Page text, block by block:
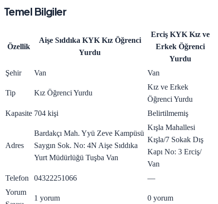
Temel Bilgiler
Özellik
Aişe Sıddıka KYK Kız Öğrenci
Yurdu
Erciş KYK Kız ve
Erkek Öğrenci
Yurdu
Şehir
Van Van
Tip Kız Öğrenci Yurdu
Kız ve Erkek
Öğrenci Yurdu
Kapasite 704 kişi Belirtilmemiş
Adres
Bardakçı Mah. Yyü Zeve Kampüsü
Saygın Sok. No: 4N Aişe Sıddıka
Yurt Müdürlüğü Tuşba Van
Kışla Mahallesi
Kışla/7 Sokak Dış
Kapı No: 3 Erciş/
Van
Telefon
04322251066
—
Yorum
1 yorum 0 yorum